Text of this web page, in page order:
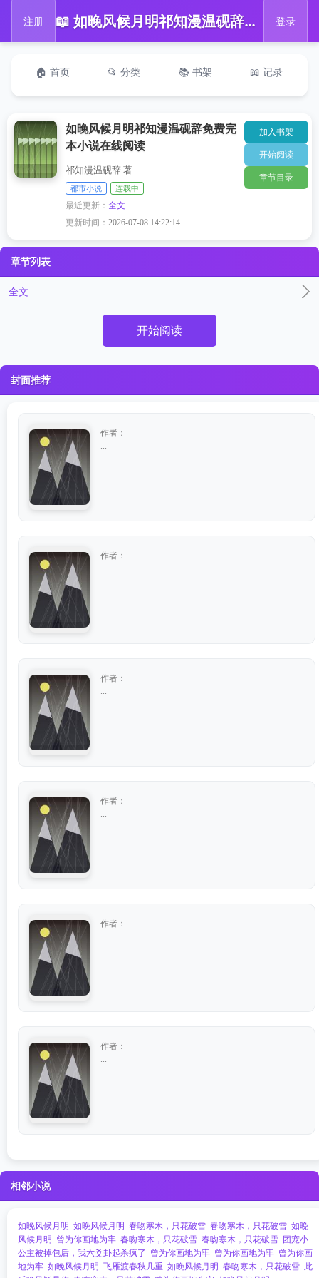
注册 📖 如晚风候月明祁知漫温砚辞免费完本小说在线阅读 登录
🏠 首页 📂 分类 📚 书架 📖 记录
如晚风候月明祁知漫温砚辞免费完
本小说在线阅读
祁知漫温砚辞 著
都市小说 连载中
最近更新：全文
更新时间：2026-07-08 14:22:14
加入书架
开始阅读
章节目录
章节列表
全文
开始阅读
封面推荐
作者：
作者：
作者：
作者：
作者：
作者：
相邻小说
如晚风候月明 如晚风候月明 春吻寒木，只花破雪 春吻寒木，只花破雪 如晚
风候月明 曾为你画地为牢 春吻寒木，只花破雪 春吻寒木，只花破雪 团宠小
公主被掉包后，我六爻卦起杀疯了 曾为你画地为牢 曾为你画地为牢 曾为你画
地为牢 如晚风候月明 飞雁渡春秋几重 如晚风候月明 春吻寒木，只花破雪 此